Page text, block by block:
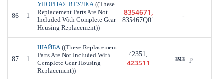
86 1
УПОРНАЯ ВТУЛКА((These
Replacement Parts Are Not
Included With Complete Gear
Housing Replacement))
8354671,
835467Q01
-
87 1
ШАЙБА((These Replacement
Parts Are Not Included With
Complete Gear Housing
Replacement))
42351,
423511 393 р.